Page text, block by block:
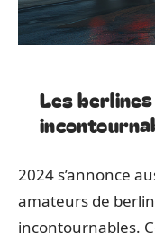
Les
2024 s’annonce
amateurs de
incontournables.